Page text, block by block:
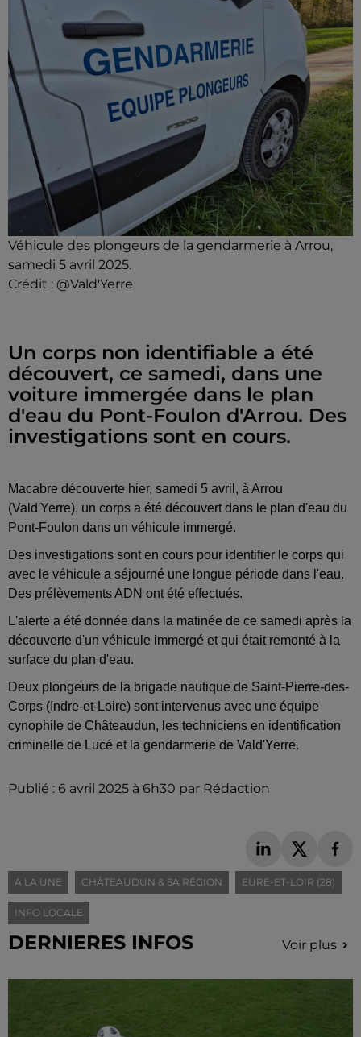
Véhicule des plongeurs de la gendarmerie à Arrou,
samedi 5 avril 2025.
Crédit : @Vald'Yerre
Un corps non identifiable a été
découvert, ce samedi, dans une
voiture immergée dans le plan
d'eau du Pont-Foulon d'Arrou. Des
investigations sont en cours.
Macabre découverte hier, samedi 5 avril, à Arrou
(Vald'Yerre), un corps a été découvert dans le plan d'eau du
Pont-Foulon dans un véhicule immergé.
Des investigations sont en cours pour identifier le corps qui
avec le véhicule a séjourné une longue période dans l'eau.
Des prélèvements ADN ont été effectués.
L'alerte a été donnée dans la matinée de ce samedi après la
découverte d'un véhicule immergé et qui était remonté à la
surface du plan d'eau.
Deux plongeurs de la brigade nautique de Saint-Pierre-des-
Corps (Indre-et-Loire) sont intervenus avec une équipe
cynophile de Châteaudun, les techniciens en identification
criminelle de Lucé et la gendarmerie de Vald'Yerre.
Publié : 6 avril 2025 à 6h30 par Rédaction
A LA UNE CHÂTEAUDUN & SA RÉGION EURE-ET-LOIR (28)
INFO LOCALE
DERNIERES INFOS Voir plus